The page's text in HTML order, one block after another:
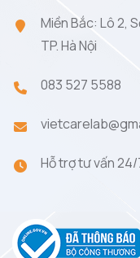
Miền Bắc: Lô 2,
TP. Hà Nội
083 527 5588
Hỗ trợ tư vấn 24/